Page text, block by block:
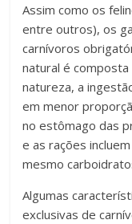
Assim como os
entre outros), os
carnívoros
natural é
natureza, a
em menor
no estômago das
e as rações
mesmo
Algumas
exclusivas de